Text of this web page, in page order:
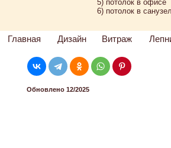
5) потолок в офисе
6) потолок в санузел
Главная Дизайн Витраж
Обновлено 12/2025